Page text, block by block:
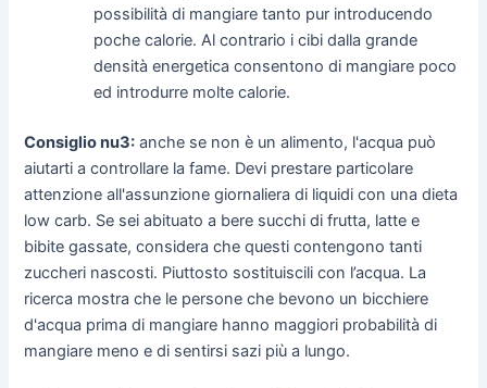
possibilità di mangiare tanto pur introducendo
poche calorie. Al contrario i cibi dalla grande
densità energetica consentono di mangiare poco
ed introdurre molte calorie.
Consiglio nu3: anche se non è un alimento, l'acqua può
aiutarti a controllare la fame. Devi prestare particolare
attenzione all'assunzione giornaliera di liquidi con una dieta
low carb. Se sei abituato a bere succhi di frutta, latte e
bibite gassate, considera che questi contengono tanti
zuccheri nascosti. Piuttosto sostituiscili con l’acqua. La
ricerca mostra che le persone che bevono un bicchiere
d'acqua prima di mangiare hanno maggiori probabilità di
mangiare meno e di sentirsi sazi più a lungo.